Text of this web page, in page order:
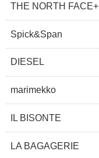
THE NORTH FACE+
Spick&Span
DIESEL
marimekko
IL BISONTE
LA BAGAGERIE